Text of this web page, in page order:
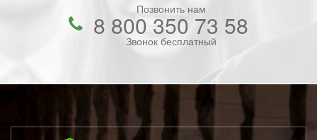
Позвонить нам
8 800 350 73 58
Звонок бесплатный